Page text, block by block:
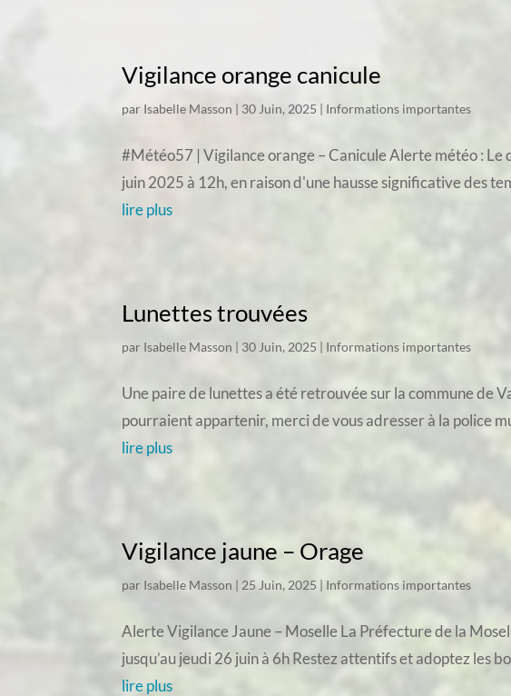
Vigilance orange canicule
par Isabelle Masson | 30 Juin, 2025 | Informations importantes
#Météo57 | Vigilance orange – Canicule Alerte météo :
juin 2025 à 12h, en raison d'une hausse significative des
lire plus
Lunettes trouvées
par Isabelle Masson | 30 Juin, 2025 | Informations importantes
Une paire de lunettes a été retrouvée sur la commune de
pourraient appartenir, merci de vous adresser à la police
lire plus
Vigilance jaune – Orage
par Isabelle Masson | 25 Juin, 2025 | Informations importantes
Alerte Vigilance Jaune – Moselle La Préfecture de la
jusqu’au jeudi 26 juin à 6h Restez attentifs et adoptez les
lire plus